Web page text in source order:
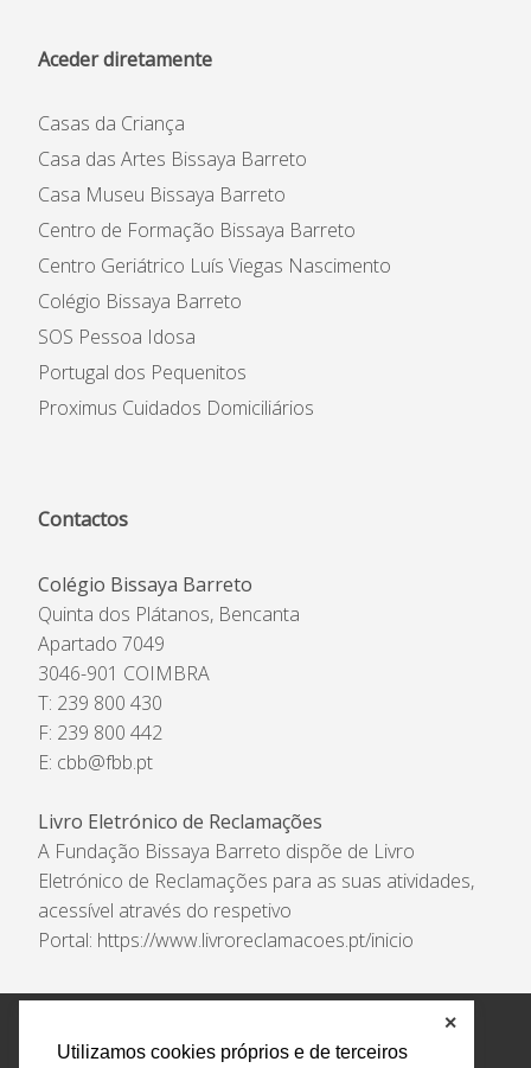
Utilizamos cookies próprios e de terceiros
✕
Aceder diretamente
Casas da Criança
Casa das Artes Bissaya Barreto
Casa Museu Bissaya Barreto
Centro de Formação Bissaya Barreto
Centro Geriátrico Luís Viegas Nascimento
Colégio Bissaya Barreto
SOS Pessoa Idosa
Portugal dos Pequenitos
Proximus Cuidados Domiciliários
Contactos
Colégio Bissaya Barreto
Quinta dos Plátanos, Bencanta
Apartado 7049
3046-901 COIMBRA
T: 239 800 430
F: 239 800 442
E: cbb@fbb.pt
Livro Eletrónico de Reclamações
A Fundação Bissaya Barreto dispõe de Livro
Eletrónico de Reclamações para as suas atividades,
acessível através do respetivo
Portal: https://www.livroreclamacoes.pt/inicio
Política de Privacidade e Tratamento de Dados
Encarregado de Proteção de Dados
Livro Eletrónico